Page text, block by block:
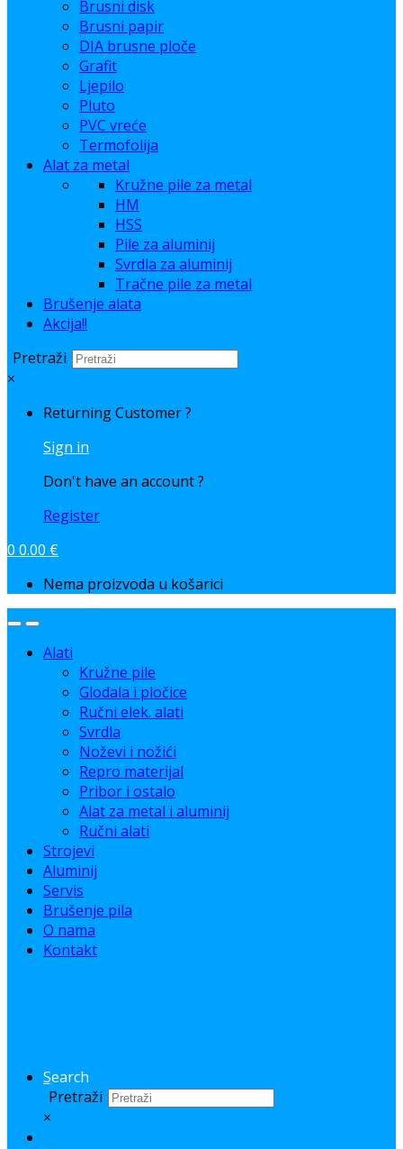
Brusni disk
Brusni papir
DIA brusne ploče
Grafit
Ljepilo
Pluto
PVC vreće
Termofolija
Alat za metal
Kružne pile za metal
HM
HSS
Pile za aluminij
Svrdla za aluminij
Tračne pile za metal
Brušenje alata
Akcija!!
Pretraži
×
Returning Customer ?
Sign in
Don't have an account ?
Register
0 0.00 €
Nema proizvoda u košarici
Alati
Kružne pile
Glodala i pločice
Ručni elek. alati
Svrdla
Noževi i nožići
Repro materijal
Pribor i ostalo
Alat za metal i aluminij
Ručni alati
Strojevi
Aluminij
Servis
Brušenje pila
O nama
Kontakt
Search
Pretraži
×